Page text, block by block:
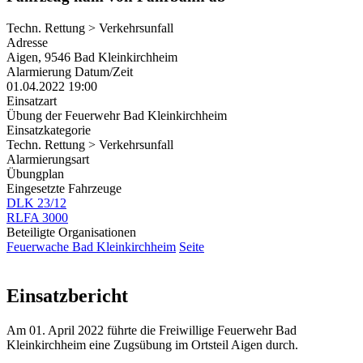
Techn. Rettung > Verkehrsunfall
Adresse
Aigen, 9546 Bad Kleinkirchheim
Alarmierung Datum/Zeit
01.04.2022 19:00
Einsatzart
Übung der Feuerwehr Bad Kleinkirchheim
Einsatzkategorie
Techn. Rettung > Verkehrsunfall
Alarmierungsart
Übungplan
Eingesetzte Fahrzeuge
DLK 23/12
RLFA 3000
Beteiligte Organisationen
Feuerwache Bad Kleinkirchheim Seite
Einsatzbericht
Am 01. April 2022 führte die Freiwillige Feuerwehr Bad
Kleinkirchheim eine Zugsübung im Ortsteil Aigen durch.